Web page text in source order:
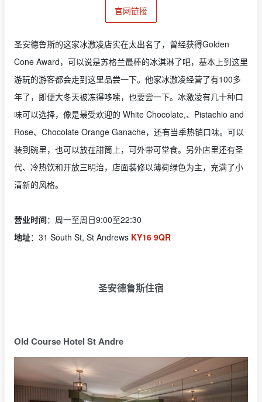
官网链接
圣安德鲁斯的这家冰激凌店实在太出名了，曾经获得Golden
Cone Award，可以说是苏格兰最棒的冰淇淋了吧，基本上到这里
游玩的游客都会走到这里品尝一下。他家冰激凌经营了有100多
年了，即便大冬天被冻得哆嗦，也要尝一下。冰激凌有几十种口
味可以选择，像是最受欢迎的 White Chocolate,、Pistachio and
Rose、Chocolate Orange Ganache，还有当季热销口味。可以
装到碗里，也可以放在甜筒上，可外带可堂食。另外店里还有圣
代、冷热饮和开放三明治，店面装修以薄荷绿色为主，充满了小
清新的风格。
营业时间：周一至周日9:00至22:30
地址：31 South St, St Andrews KY16 9QR
圣安德鲁斯住宿
Old Course Hotel St Andre